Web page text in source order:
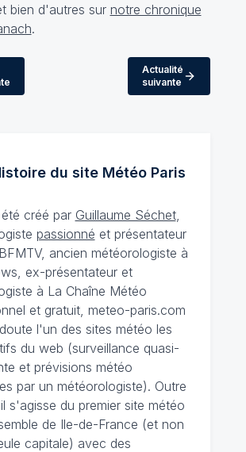
bien d'autres sur notre chronique
.
Actualité
suivante
du site MétéoParis
créé par Guillaume Séchet,
passionné et présentateur
ancien météorologiste à
ex-présentateur et
à La Chaîne Météo
et gratuit, meteo-paris.com
l'un des sites météo les
du web (surveillance quasi-
et prévisions météo
par un météorologiste). Outre
s'agisse du premier site météo
de Ile-de-France (et non
capitale) avec des